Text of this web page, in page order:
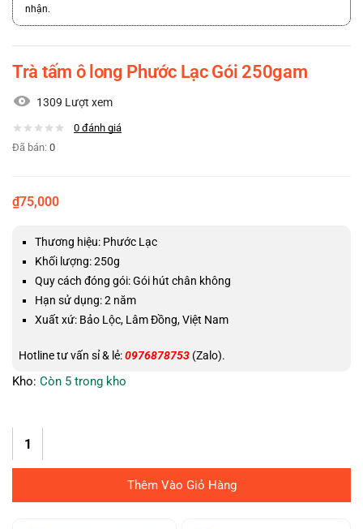
nhận.
Trà tấm ô long Phước Lạc Gói 250gam
1309 Lượt xem
0 đánh giá
Đã bán: 0
₫75,000
Thương hiệu: Phước Lạc
Khối lượng: 250g
Quy cách đóng gói: Gói hút chân không
Hạn sử dụng: 2 năm
Xuất xứ: Bảo Lộc, Lâm Đồng, Việt Nam
Hotline tư vấn sỉ & lẻ:0976878753 (Zalo).
Kho: Còn 5 trong kho
Thêm Vào Giỏ Hàng